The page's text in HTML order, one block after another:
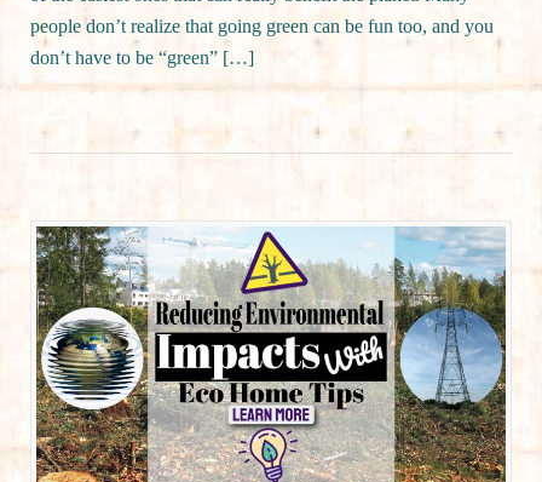
people don’t realize that going green can be fun too, and you
don’t have to be “green” […]